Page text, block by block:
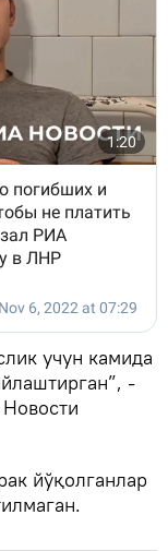
учун камида
-
йўқолганлар